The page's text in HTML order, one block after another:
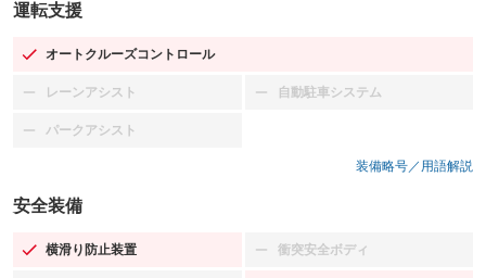
運転支援
オートクルーズコントロール
：装備あり
レーンアシスト
：装備なし 自動駐車システム
：装備なし
パークアシスト
：装備なし
装備略号／用語解説
安全装備
横滑り防止装置
：装備あり 衝突安全ボディ
：装備なし